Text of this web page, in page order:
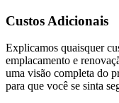
Custos Adicionais
Explicamos quaisquer
emplacamento e
uma visão completa do
para que você se sinta